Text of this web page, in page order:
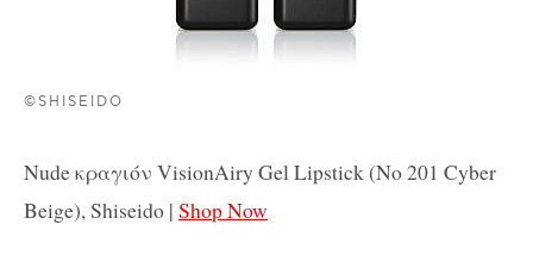
©SHISEIDO
Nude κραγιόν VisionAiry Gel Lipstick (No 201 Cyber
Beige), Shiseido | Shop Now